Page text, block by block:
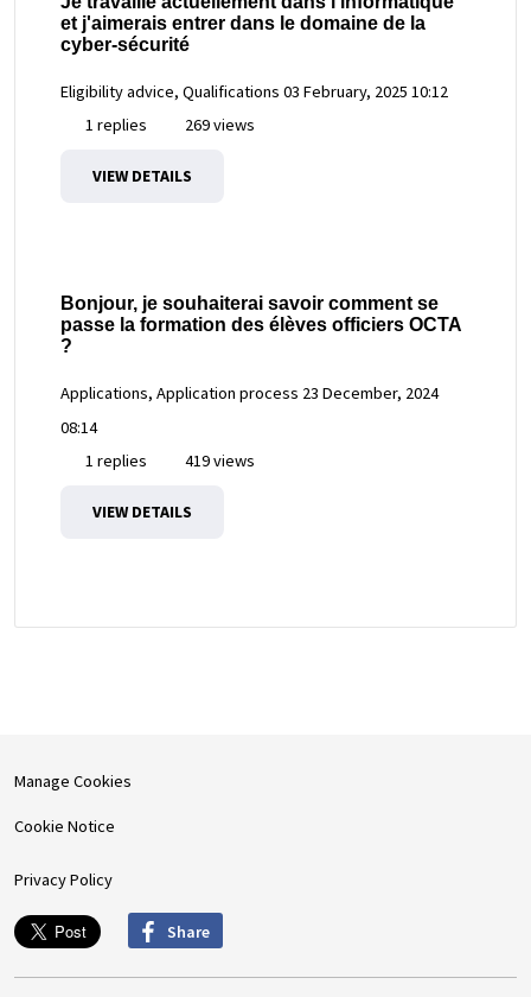
et j'aimerais entrer dans le domaine de la
cyber-sécurité
Eligibility advice, Qualifications 03 February, 2025 10:12
1 replies
269 views
VIEW DETAILS
Bonjour, je souhaiterai savoir comment se
passe la formation des élèves officiers OCTA
?
Applications, Application process 23 December, 2024
08:14
1 replies
419 views
VIEW DETAILS
Manage Cookies
Cookie Notice
Privacy Policy
Share